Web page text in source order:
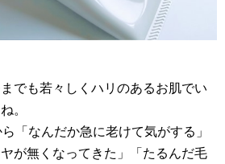
でも若々しくハリのあるお肌でい
。
「なんだか急に老けて気がする」
が無くなってきた」「たるんだ毛